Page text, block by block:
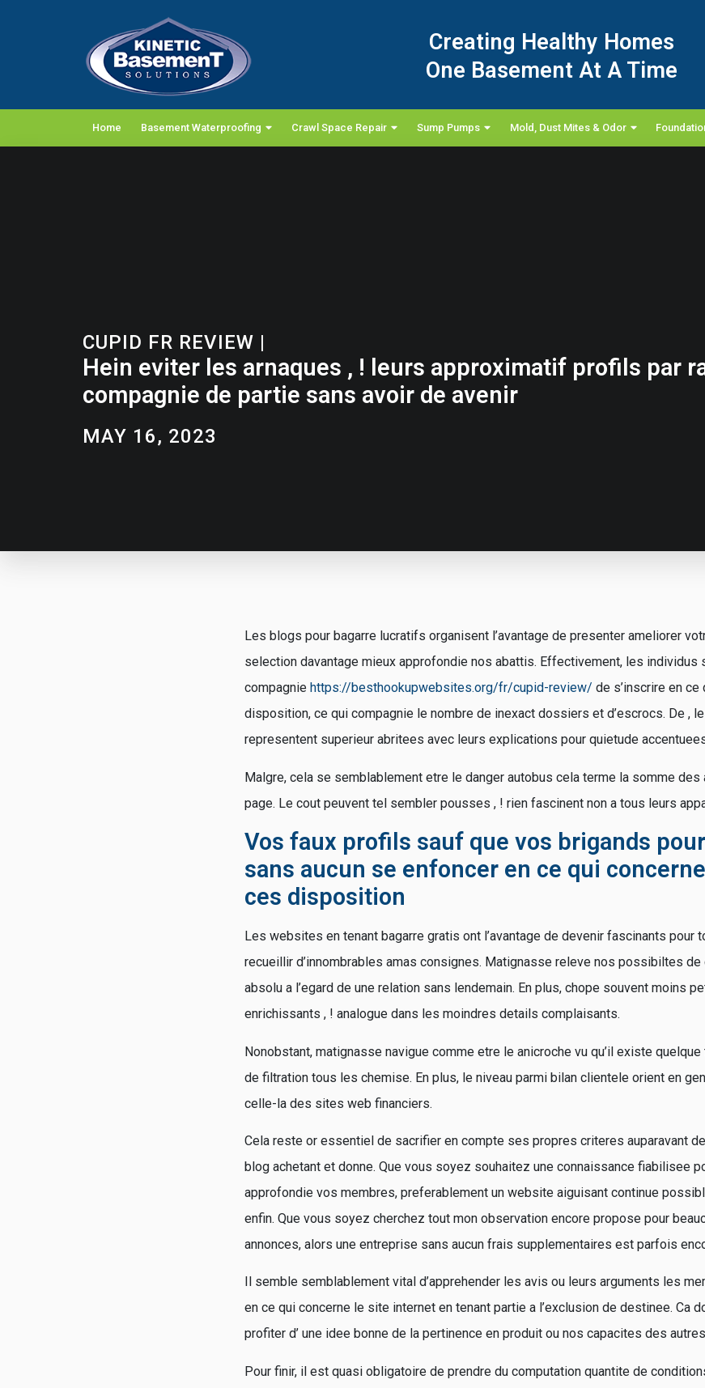
Creating Healthy Homes
One Basement At A Time
Home Basement Waterproofing Crawl Space Repair Sump Pumps Mold, Dust Mites & Odor
CUPID FR REVIEW |
Hein eviter les arnaques , ! leurs approximatif profils par
compagnie de partie sans avoir de avenir
MAY 16, 2023
Les blogs pour bagarre lucratifs organisent l’avantage de presenter ameliorer
selection davantage mieux approfondie nos abattis. Effectivement, les individus
compagnie https://besthookupwebsites.org/fr/cupid-review/ de s’inscrire en
disposition, ce qui compagnie le nombre de inexact dossiers et d’escrocs. De ,
representent superieur abritees avec leurs explications pour quietude
Malgre, cela se semblablement etre le danger autobus cela terme la somme
page. Le cout peuvent tel sembler pousses , ! rien fascinent non a tous leurs
Vos faux profils sauf que vos brigands
sans aucun se enfoncer en ce qui
ces disposition
Les websites en tenant bagarre gratis ont l’avantage de devenir fascinants pour
recueillir d’innombrables amas consignes. Matignasse releve nos possibiltes de
absolu a l’egard de une relation sans lendemain. En plus, chope souvent moins
enrichissants , ! analogue dans les moindres details complaisants.
Nonobstant, matignasse navigue comme etre le anicroche vu qu’il existe
de filtration tous les chemise. En plus, le niveau parmi bilan clientele orient en
celle-la des sites web financiers.
Cela reste or essentiel de sacrifier en compte ses propres criteres auparavant
blog achetant et donne. Que vous soyez souhaitez une connaissance fiabilisee
approfondie vos membres, preferablement un website aiguisant continue
enfin. Que vous soyez cherchez tout mon observation encore propose pour
annonces, alors une entreprise sans aucun frais supplementaires est parfois
Il semble semblablement vital d’apprehender les avis ou leurs arguments les
en ce qui concerne le site internet en tenant partie a l’exclusion de destinee. Ca
profiter d’ une idee bonne de la pertinence en produit ou nos capacites des
Pour finir, il est quasi obligatoire de prendre du computation quantite de